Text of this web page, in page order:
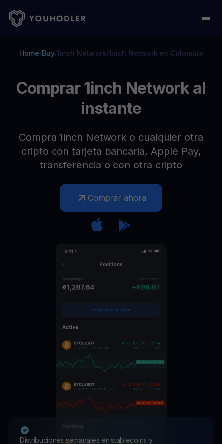
Home/Buy/1inch Network/1inch Network en Colombia
Comprar 1inch Network al
instante
Compra 1inch Network o cualquier otra
cripto con tarjeta bancaria, Apple Pay,
transferencia o con otra cripto
Comprar ahora
Distribuciones semanales en stablecoins y